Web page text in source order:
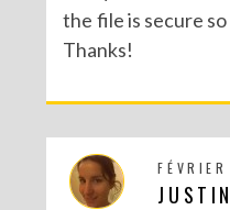
the file is secure
Thanks!